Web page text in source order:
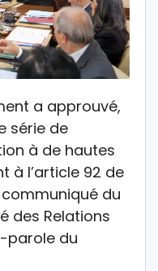
a approuvé,
série de
à de hautes
à l’article 92 de
du
des Relations
parole du